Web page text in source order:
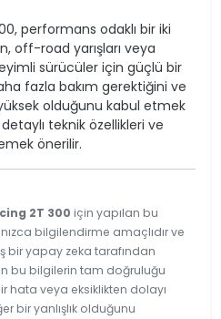
performans odaklı bir iki
off-road yarışları veya
sürücüler için güçlü bir
fazla bakım gerektiğini ve
olduğunu kabul etmek
teknik özellikleri ve
önerilir.
2T 300 için yapılan bu
bilgilendirme amaçlıdır ve
bir yapay zeka tarafından
bu bilgilerin tam doğruluğu
hata veya eksiklikten dolayı
bir yanlışlık olduğunu